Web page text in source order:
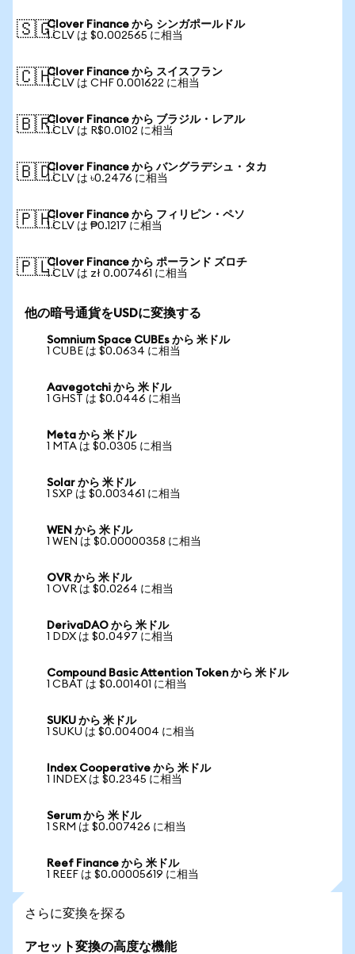
🇸🇬Clover Finance から シンガポールドル
1 CLV は $0.002565 に相当
🇨🇭Clover Finance から スイスフラン
1 CLV は CHF 0.001622 に相当
🇧🇷Clover Finance から ブラジル・レアル
1 CLV は R$0.0102 に相当
🇧🇩Clover Finance から バングラデシュ・タカ
1 CLV は ৳0.2476 に相当
🇵🇭Clover Finance から フィリピン・ペソ
1 CLV は ₱0.1217 に相当
🇵🇱Clover Finance から ポーランド ズロチ
1 CLV は zł 0.007461 に相当
他の暗号通貨をUSDに変換する
Somnium Space CUBEs から 米ドル
1 CUBE は $0.0634 に相当
Aavegotchi から 米ドル
1 GHST は $0.0446 に相当
Meta から 米ドル
1 MTA は $0.0305 に相当
Solar から 米ドル
1 SXP は $0.003461 に相当
WEN から 米ドル
1 WEN は $0.00000358 に相当
OVR から 米ドル
1 OVR は $0.0264 に相当
DerivaDAO から 米ドル
1 DDX は $0.0497 に相当
Compound Basic Attention Token から 米ドル
1 CBAT は $0.001401 に相当
SUKU から 米ドル
1 SUKU は $0.004004 に相当
Index Cooperative から 米ドル
1 INDEX は $0.2345 に相当
Serum から 米ドル
1 SRM は $0.007426 に相当
Reef Finance から 米ドル
1 REEF は $0.00005619 に相当
さらに変換を探る
アセット変換の高度な機能